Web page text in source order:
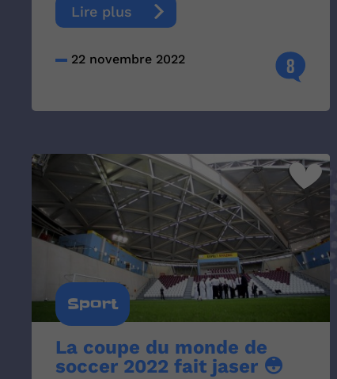
Lire plus
22 novembre 2022 8
Sport
La coupe du monde de
soccer 2022 fait jaser 😳